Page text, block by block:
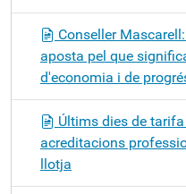
Conseller
aposta pel que
d'economia i de
Últims dies de
acreditacions
llotja